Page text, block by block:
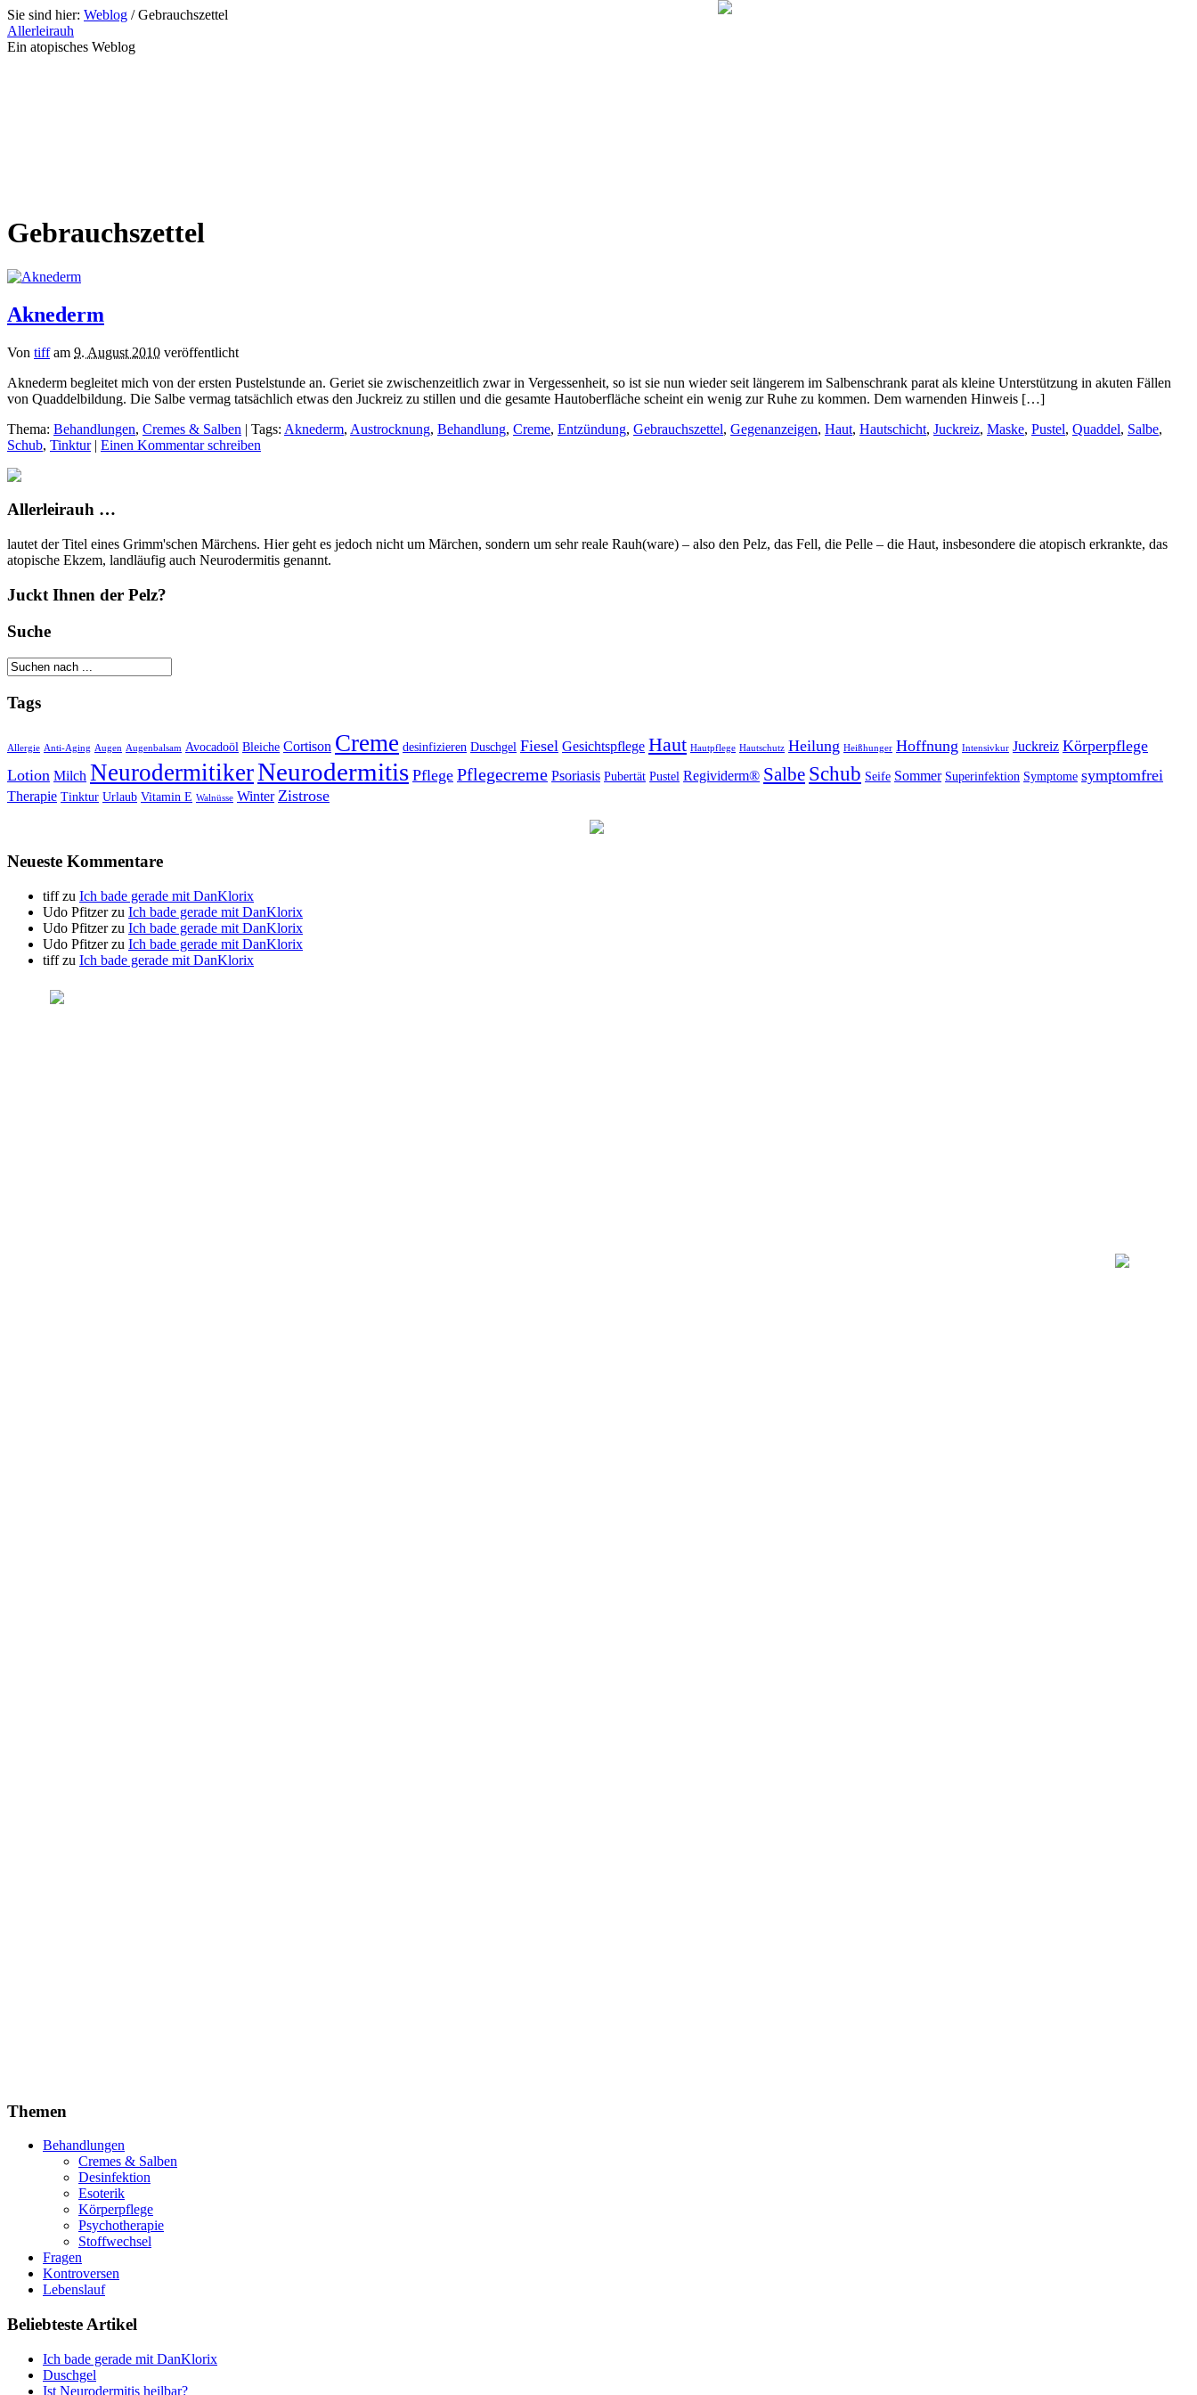
Sie sind hier: Weblog /Gebrauchszettel
Allerleirauh
Ein atopisches Weblog
Gebrauchszettel
Aknederm
Von tiff am 9. August 2010 veröffentlicht
Aknederm begleitet mich von der ersten Pustelstunde an. Geriet sie zwischenzeitlich zwar in Vergessenheit, so ist sie nun wieder seit längerem im Salbenschrank parat als kleine Unterstützung in akuten Fällen
von Quaddelbildung. Die Salbe vermag tatsächlich etwas den Juckreiz zu stillen und die gesamte Hautoberfläche scheint ein wenig zur Ruhe zu kommen. Dem warnenden Hinweis […]
Thema: Behandlungen, Cremes & Salben | Tags: Aknederm, Austrocknung, Behandlung, Creme, Entzündung, Gebrauchszettel, Gegenanzeigen, Haut, Hautschicht, Juckreiz, Maske, Pustel, Quaddel, Salbe,
Schub, Tinktur | Einen Kommentar schreiben
Allerleirauh …
lautet der Titel eines Grimm'schen Märchens. Hier geht es jedoch nicht um Märchen, sondern um sehr reale Rauh(ware) – also den Pelz, das Fell, die Pelle – die Haut, insbesondere die atopisch erkrankte, das
atopische Ekzem, landläufig auch Neurodermitis genannt.
Juckt Ihnen der Pelz?
Suche
Tags
Allergie Anti-Aging Augen Augenbalsam Avocadoöl Bleiche Cortison Creme desinfizieren Duschgel Fiesel Gesichtspflege Haut Hautpflege Hautschutz Heilung Heißhunger Hoffnung Intensivkur Juckreiz Körperpflege
Lotion Milch NeurodermitikerNeurodermitis Pflege Pflegecreme Psoriasis Pubertät Pustel Regividerm® Salbe Schub Seife Sommer Superinfektion Symptome symptomfrei
Therapie Tinktur Urlaub Vitamin E Walnüsse Winter Zistrose
Neueste Kommentare
tiffzu Ich bade gerade mit DanKlorix
Udo Pfitzerzu Ich bade gerade mit DanKlorix
Udo Pfitzerzu Ich bade gerade mit DanKlorix
Udo Pfitzerzu Ich bade gerade mit DanKlorix
tiffzu Ich bade gerade mit DanKlorix
Themen
Behandlungen
Cremes & Salben
Desinfektion
Esoterik
Körperpflege
Psychotherapie
Stoffwechsel
Fragen
Kontroversen
Lebenslauf
Beliebteste Artikel
Ich bade gerade mit DanKlorix
Duschgel
Ist Neurodermitis heilbar?